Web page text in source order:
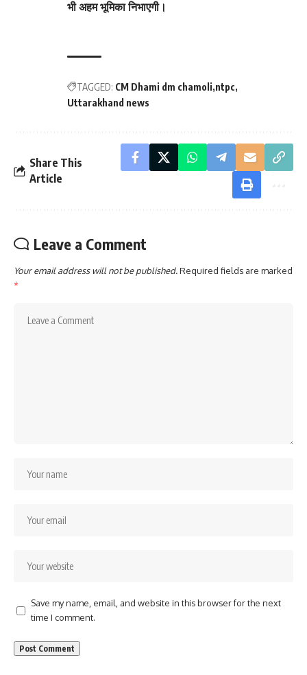
भी अहम भूमिका निभाएगी।
TAGGED: CM Dhami dm chamoli ntpc
Uttarakhand news
Share This
Article
Leave a Comment
Your email address will not be published.Required fields are marked
*
Save my name, email, and website in this browser for the next
time I comment.